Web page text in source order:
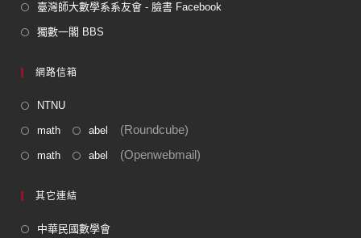
臺灣師大數學系系友會 - 臉書 Facebook
獨數一閣 BBS
網路信箱
NTNU
math abel (Roundcube)
math abel (Openwebmail)
其它連結
中華民國數學會